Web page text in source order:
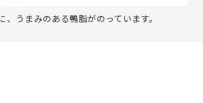
うまみのある鴨脂がのっています。